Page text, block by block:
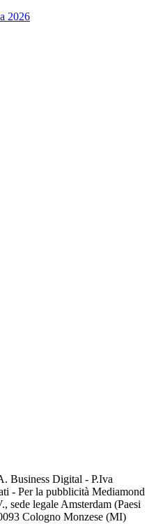
2026
Business Digital - P.Iva
- Per la pubblicità Mediamond
sede legale Amsterdam (Paesi
Cologno Monzese (MI)